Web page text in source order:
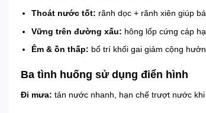
Thoát nước tốt: rãnh dọc + rãnh xiên giúp
Vững trên đường xấu: hông lốp cứng cáp
Êm & ồn thấp: bố trí khối gai giảm cộng
Ba tình huống sử dụng điển hình
Đi mưa: tản nước nhanh, hạn chế trượt nước khi